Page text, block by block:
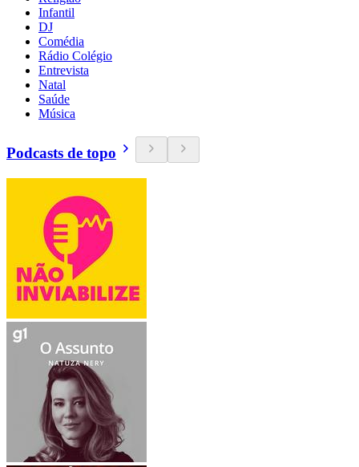
Infantil
DJ
Comédia
Rádio Colégio
Entrevista
Natal
Saúde
Música
Podcasts de topo